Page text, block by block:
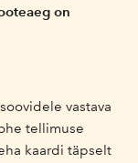
on
vastava
tellimuse
kaardi täpselt